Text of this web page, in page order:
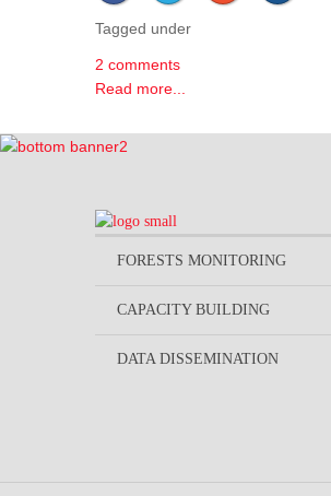
Tagged under
2 comments
Read more...
FORESTS MONITORING
CAPACITY BUILDING
DATA DISSEMINATION